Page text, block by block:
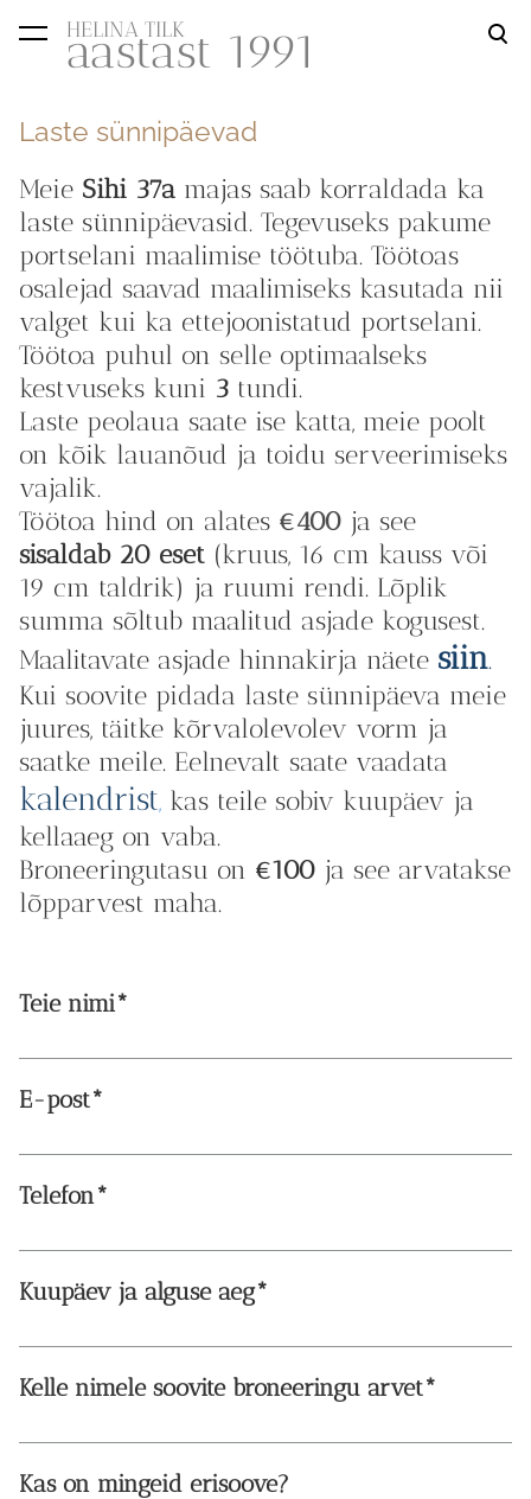
HELINA TILK
aastast 1991
lisati ostukorvi. Vaata ostukorvi
Laste sünnipäevad
Meie Sihi 37a majas saab korraldada ka
laste sünnipäevasid. Tegevuseks pakume
portselani maalimise töötuba. Töötoas
osalejad saavad maalimiseks kasutada nii
valget kui ka ettejoonistatud portselani.
Töötoa puhul on selle optimaalseks
kestvuseks kuni 3 tundi.
Laste peolaua saate ise katta, meie poolt
on kõik lauanõud ja toidu serveerimiseks
vajalik.
Töötoa hind on alates €400 ja see
sisaldab 20 eset (kruus, 16 cm kauss või
19 cm taldrik) ja ruumi rendi. Lõplik
summa sõltub maalitud asjade kogusest.
Maalitavate asjade hinnakirja näete siin.
Kui soovite pidada laste sünnipäeva meie
juures, täitke kõrvalolevolev vorm ja
saatke meile. Eelnevalt saate vaadata
kalendrist, kas teile sobiv kuupäev ja
kellaaeg on vaba.
Broneeringutasu on €100 ja see arvatakse
lõpparvest maha.
Teie nimi
E-post
Telefon
Kuupäev ja alguse aeg
Kelle nimele soovite broneeringu arvet
Kas on mingeid erisoove?